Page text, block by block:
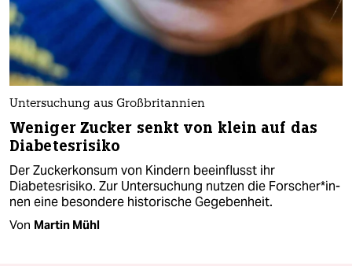
Untersuchung aus Großbritannien
Weniger Zucker senkt von klein auf das
Diabetesrisiko
Der Zuckerkonsum von Kindern beeinflusst ihr
Diabetesrisiko. Zur Untersuchung nutzen die For­sche­r*in­
nen eine besondere historische Gegebenheit.
Von Martin Mühl